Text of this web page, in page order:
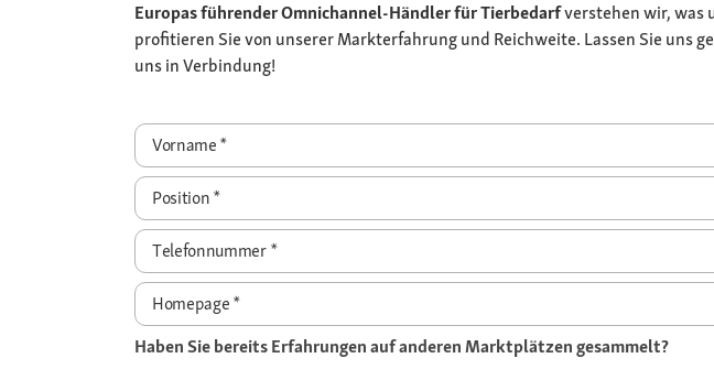
Europas führender Omnichannel-Händler für Tierbedarfverstehen wir, was
profitieren Sie von unserer Markterfahrung und Reichweite. Lassen Sie uns
uns in Verbindung!
Vorname*
Position*
Telefonnummer*
Homepage*
Haben Sie bereits Erfahrungen auf anderen Marktplätzen gesammelt?